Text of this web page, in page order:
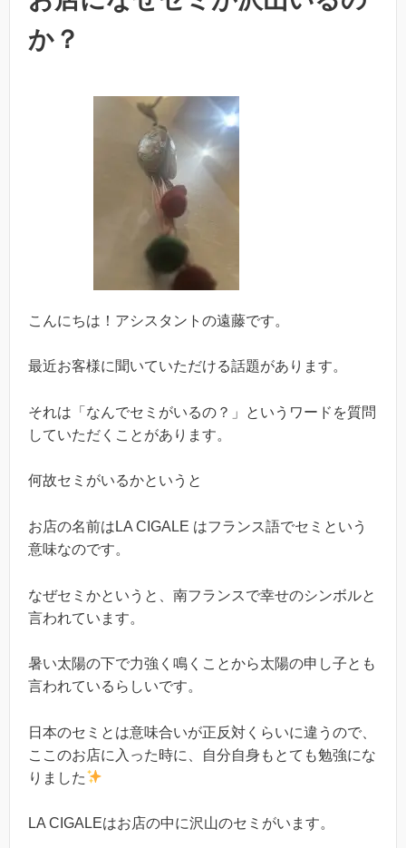
か？
こんにちは！アシスタントの遠藤です。
最近お客様に聞いていただける話題があります。
それは「なんでセミがいるの？」というワードを質問
していただくことがあります。
何故セミがいるかというと
お店の名前はLA CIGALE はフランス語でセミという
意味なのです。
なぜセミかというと、南フランスで幸せのシンボルと
言われています。
暑い太陽の下で力強く鳴くことから太陽の申し子とも
言われているらしいです。
日本のセミとは意味合いが正反対くらいに違うので、
ここのお店に入った時に、自分自身もとても勉強にな
りました
LA CIGALEはお店の中に沢山のセミがいます。